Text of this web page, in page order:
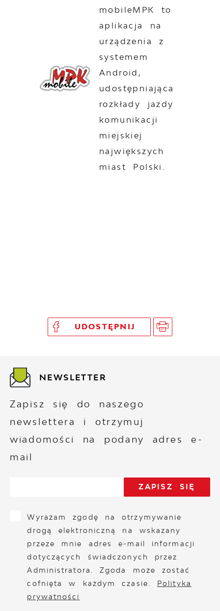
mobileMPK to
aplikacja na
urządzenia z
systemem
Android,
udostępniająca
rozkłady jazdy
komunikacji
miejskiej
największych
miast Polski.
UDOSTĘPNIJ
NEWSLETTER
Zapisz się do naszego
newslettera i otrzymuj
wiadomości na podany adres e-
mail
Wyrażam zgodę na otrzymywanie
drogą elektroniczną na wskazany
przeze mnie adres e-mail informacji
dotyczących świadczonych przez
Administratora. Zgoda może zostać
cofnięta w każdym czasie. Polityka
prywatności